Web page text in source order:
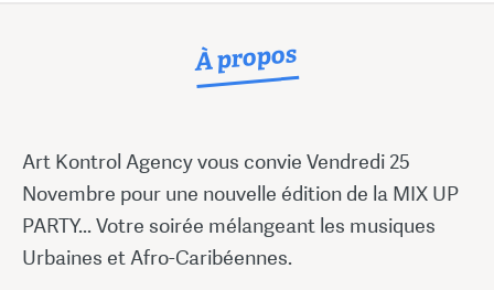
À propos
Art Kontrol Agency vous convie Vendredi 25
Novembre pour une nouvelle édition de la MIX UP
PARTY... Votre soirée mélangeant les musiques
Urbaines et Afro-Caribéennes.